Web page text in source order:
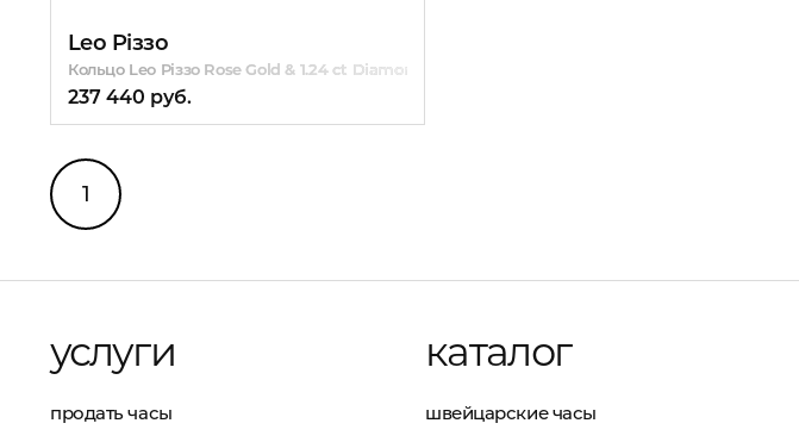
Leo Piззo
Кольцо Leo Piззo Rose Gold & 1.24 ct Diamonds
237 440 руб.
1
услуги
продать часы
каталог
швейцарские часы